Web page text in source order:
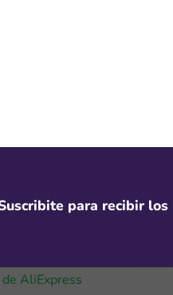
Temu
iHerb
de AliExpress
para recibir